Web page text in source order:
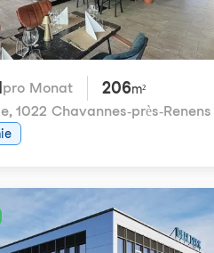
pro Monat 206m²
, 1022 Chavannes-près-Renens